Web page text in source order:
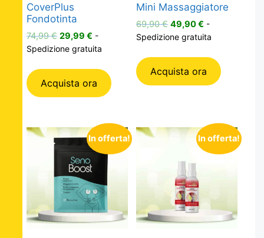
CoverPlus
Fondotinta
74,99€ Il
prezzo
era:
74,99 €.
29,99 € Il
prezzo
è:
29,99 €.
-
Spedizione gratuita
Acquista ora
Mini Massaggiatore
69,90€ Il
prezzo
era:
69,90 €.
49,90€ Il
prezzo
è:
49,90 €.
-
Spedizione gratuita
Acquista ora
In offerta! In offerta!